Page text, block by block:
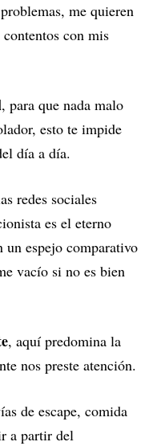
me quieren
con mis
, para que nada malo
esto te impide
día a día.
redes sociales
es el eterno
un espejo comparativo
vacío si no es bien
, aquí predomina la
nos preste atención.
de escape, comida
a partir del